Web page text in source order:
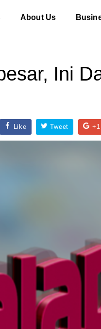
About Us
Ini
Like Tweet +1